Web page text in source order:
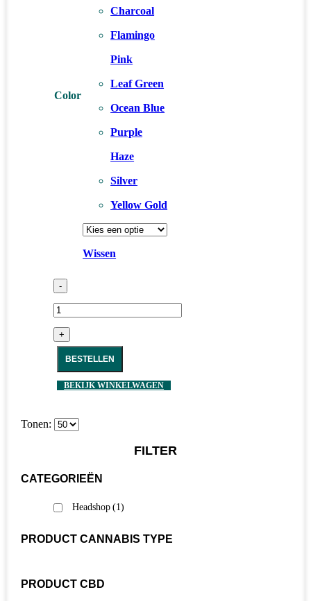
Color
Charcoal
Flamingo
Pink
Leaf Green
Ocean Blue
Purple
Haze
Silver
Yellow Gold
Wissen
-
+
BESTELLEN
BEKIJK WINKELWAGEN
Tonen:
FILTER
CATEGORIEËN
Headshop (1)
PRODUCT CANNABIS TYPE
PRODUCT CBD